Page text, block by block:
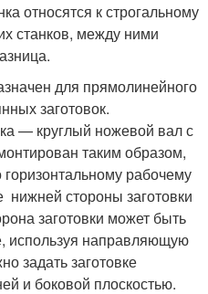
относятся к строгальному
станков, между ними
для прямолинейного
заготовок.
— круглый ножевой вал с
таким образом,
рабочему
нижней стороны заготовки
заготовки может быть
используя направляющую
задать заготовке
и боковой плоскостью.